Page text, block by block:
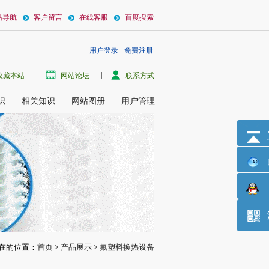
作为传热组件的耐腐蚀加热器设备，又称氟塑料挠性管耐腐蚀加热器。采用氟
用户登录 免费注册
藏本站 网站论坛 联系方式
相关知识 网站图册 用户管理
的位置： 首页 > 产品展示 > 氟塑料换热设备
航 客户留言 在线客服 百度搜索